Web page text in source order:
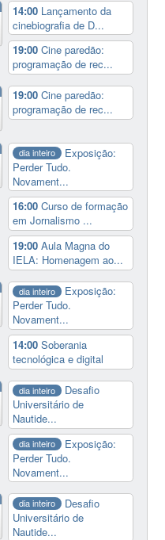
14:00 Lançamento da
cinebiografia de D...
19:00Cine paredão:
programação de rec...
19:00Cine paredão:
programação de rec...
dia inteiro
Exposição:
Perder Tudo.
Novament...
16:00Curso de formação
em Jornalismo ...
19:00Aula Magna do
IELA: Homenagem ao...
dia inteiro
Exposição:
Perder Tudo.
Novament...
14:00Soberania
tecnológica e digital
dia inteiro
Desafio
Universitário de
Nautide...
dia inteiro
Exposição:
Perder Tudo.
Novament...
dia inteiro
Desafio
Universitário de
Nautide...